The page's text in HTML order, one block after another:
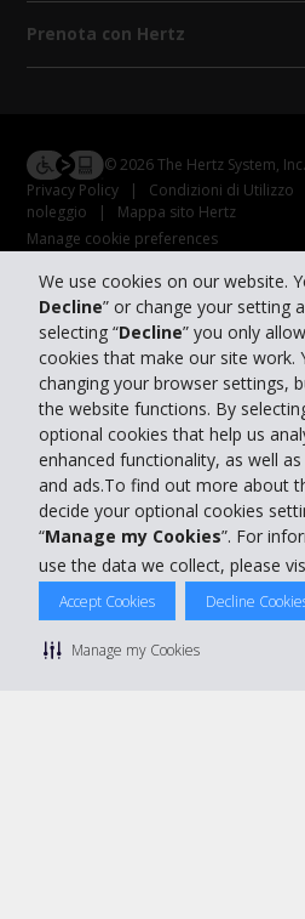
We use cookies on our website.
Decline” or change your setting
selecting “Decline” you only
cookies that make our site work.
changing your browser settings,
the website functions. By
optional cookies that help us
enhanced functionality, as well
and ads.To find out more about
decide your optional cookies
“Manage my Cookies”. For
use the data we collect, please
Accept Cookies Decline
Manage my Cookies
Prenota con Hertz
© 2026 The Hertz System, Inc.
Privacy Policy
| Condizioni di Utilizzo
noleggio
|
Mappa sito Hertz
Manage cookie preferences